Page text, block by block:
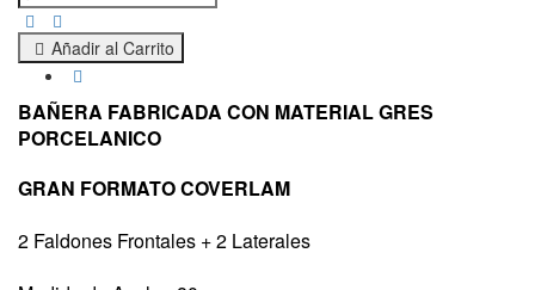
Añadir al Carrito
BAÑERA FABRICADA CON MATERIAL GRES
PORCELANICO
GRAN FORMATOCOVERLAM
2 Faldones Frontales + 2 Laterales